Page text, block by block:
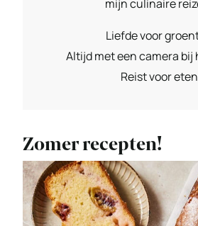
mijn culinaire
Liefde voor
Altijd met een camera
Reist voor eten
Zomer recepten!